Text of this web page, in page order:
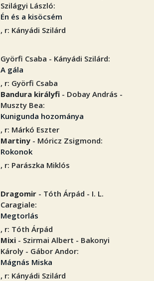
Szilágyi László:
Én és a kisöcsém
, r: Kányádi Szilárd
Györfi Csaba - Kányádi Szilárd:
A gála
, r: Györfi Csaba
Bandura királyfi - Dobay András -
Muszty Bea:
Kunigunda hozománya
, r: Márkó Eszter
Martiny - Móricz Zsigmond:
Rokonok
, r: Parászka Miklós
Dragomir - Tóth Árpád - I. L.
Caragiale:
Megtorlás
, r: Tóth Árpád
Mixi - Szirmai Albert - Bakonyi
Károly - Gábor Andor:
Mágnás Miska
, r: Kányádi Szilárd